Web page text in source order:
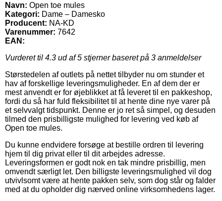
Navn: Open toe mules
Kategori: Dame – Damesko
Producent: NA-KD
Varenummer: 7642
EAN:
Vurderet til 4.3 ud af 5 stjerner baseret på 3 anmeldelser
Størstedelen af outlets på nettet tilbyder nu om stunder et
hav af forskellige leveringsmuligheder. En af dem der er
mest anvendt er for øjeblikket at få leveret til en pakkeshop,
fordi du så har fuld fleksibilitet til at hente dine nye varer på
et selvvalgt tidspunkt. Denne er jo ret så simpel, og desuden
tilmed den prisbilligste mulighed for levering ved køb af
Open toe mules.
Du kunne endvidere forsøge at bestille ordren til levering
hjem til dig privat eller til dit arbejdes adresse.
Leveringsformen er godt nok en tak mindre prisbillig, men
omvendt særligt let. Den billigste leveringsmulighed vil dog
utvivlsomt være at hente pakken selv, som dog står og falder
med at du opholder dig nærved online virksomhedens lager.